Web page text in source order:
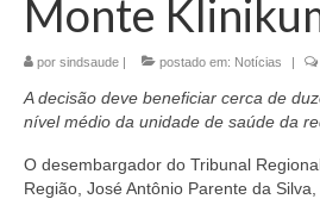
Monte
por sindsaude | postado em: Notícias |
A decisão deve beneficiar cerca de
nível médio da unidade de saúde da
O desembargador do Tribunal
Região, José Antônio Parente da